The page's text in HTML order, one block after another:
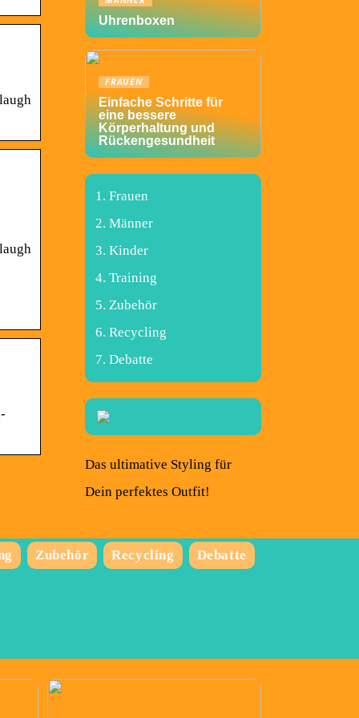
Uhrenboxen
FRAUEN
Einfache Schritte für
eine bessere
Körperhaltung und
Rückengesundheit
Frauen
Männer
Kinder
Training
Zubehör
Recycling
Debatte
Das ultimative Styling für
Dein perfektes Outfit!
Zubehör Recycling Debatte